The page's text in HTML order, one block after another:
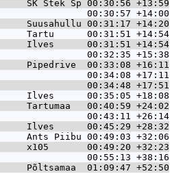
SK Stek Sp 00:30:56 +13:59
00:30:57 +14:00
Suusahullu 00:31:17 +14:20
Tartu      00:31:51 +14:54
Ilves      00:31:51 +14:54
00:32:35 +15:38
Pipedrive  00:33:08 +16:11
00:34:08 +17:11
00:34:48 +17:51
Ilves      00:35:05 +18:08
Tartumaa   00:40:59 +24:02
00:43:11 +26:14
Ilves      00:45:29 +28:32
Ants Piibu 00:49:03 +32:06
x105       00:49:20 +32:23
00:55:13 +38:16
Põltsamaa  01:09:47 +52:50